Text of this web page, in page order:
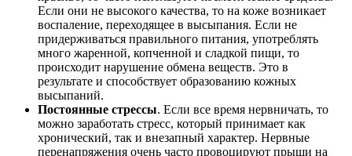
Если они не высокого качества, то на коже возникает
воспаление, переходящее в высыпания. Если не
придерживаться правильного питания, употреблять
много жаренной, копченной и сладкой пищи, то
происходит нарушение обмена веществ. Это в
результате и способствует образованию кожных
высыпаний.
Постоянные стрессы. Если все время нервничать, то
можно заработать стресс, который принимает как
хронический, так и внезапный характер. Нервные
перенапряжения очень часто провоцируют прыщи на